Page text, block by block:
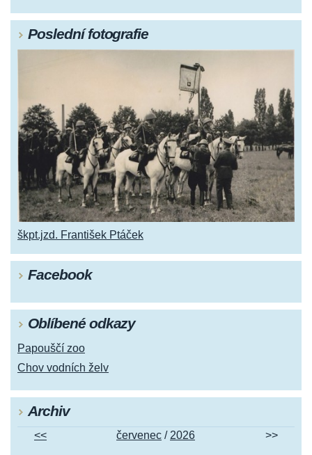
Poslední fotografie
škpt.jzd. František Ptáček
Facebook
Oblíbené odkazy
Papouščí zoo
Chov vodních želv
Archiv
<< červenec / 2026 >>